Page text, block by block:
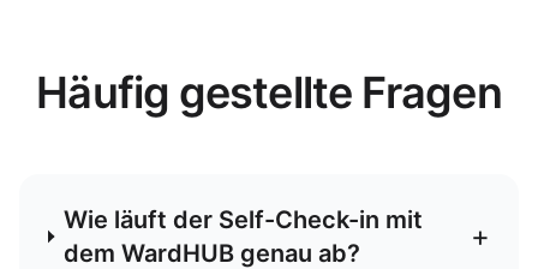
Häufig gestellte Fragen
Wie läuft der Self-Check-in mit
dem WardHUB genau ab?
+